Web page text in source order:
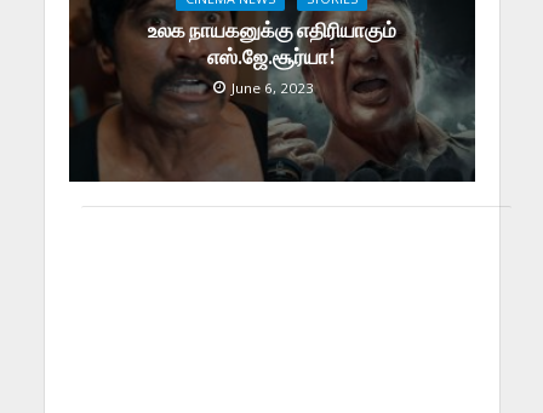
உலக நாயகனுக்கு எதிரியாகும்
எஸ்.ஜே.சூர்யா!
June 6, 2023